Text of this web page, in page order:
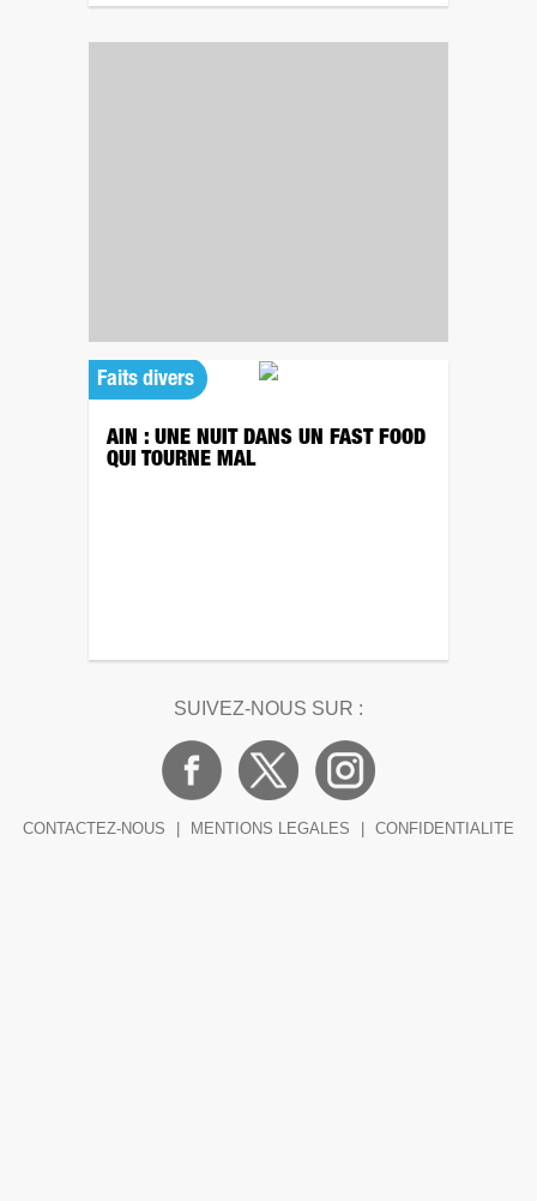
Faits divers
AIN : UNE NUIT DANS UN FAST FOOD
QUI TOURNE MAL
SUIVEZ-NOUS SUR :
CONTACTEZ-NOUS MENTIONS LEGALES CONFIDENTIALITE